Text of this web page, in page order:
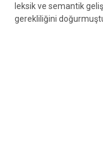
leksik ve semantik
gerekliliğini